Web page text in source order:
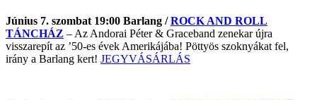
Június 7. szombat 19:00 Barlang /ROCK AND ROLL
TÁNCHÁZ – Az Andorai Péter & Graceband zenekar újra
visszarepít az ’50-es évek Amerikájába! Pöttyös szoknyákat fel,
irány a Barlang kert! JEGYVÁSÁRLÁS